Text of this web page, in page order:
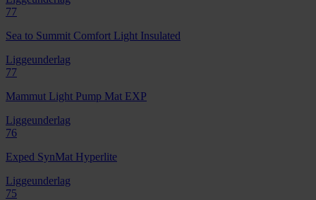
77
Sea to Summit Comfort Light Insulated
Liggeunderlag
77
Mammut Light Pump Mat EXP
Liggeunderlag
76
Exped SynMat Hyperlite
Liggeunderlag
75